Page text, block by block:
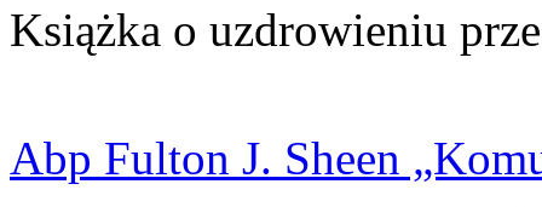
Książka o uzdrowieniu
Abp Fulton J. Sheen